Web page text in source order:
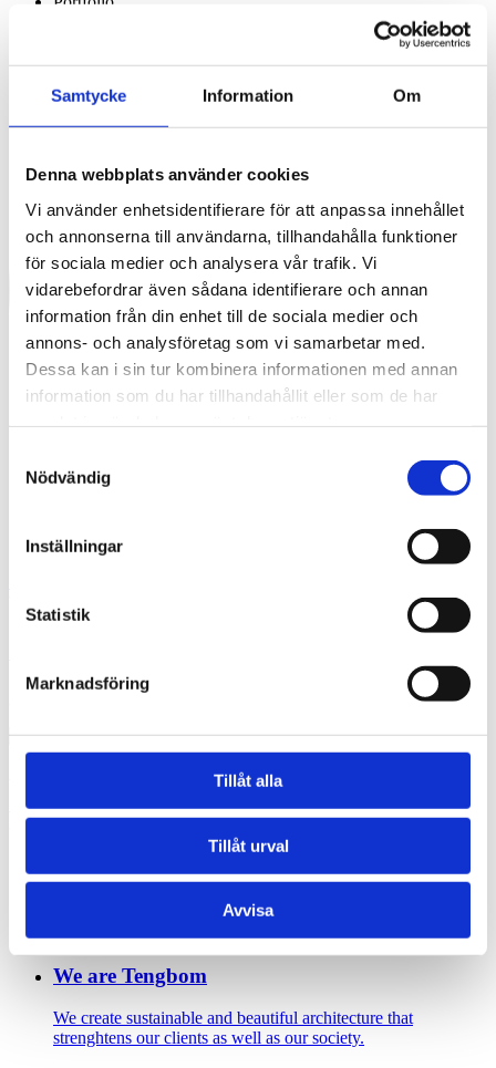
Samtycke Information Om
Denna webbplats använder cookies
Vi använder enhetsidentifierare för att anpassa innehållet
och annonserna till användarna, tillhandahålla funktioner
för sociala medier och analysera vår trafik. Vi
vidarebefordrar även sådana identifierare och annan
information från din enhet till de sociala medier och
annons- och analysföretag som vi samarbetar med.
Dessa kan i sin tur kombinera informationen med annan
information som du har tillhandahållit eller som de har
Nödvändig
Inställningar
Statistik
Marknadsföring
Tillåt alla
Tillåt urval
Avvisa
Contact
Search
Amaranten 2016. Photo: Per Ranung
Footer
Contact us
Welcome to Tengbom! Whatever your question or enquiry,
We are Tengbom
We create sustainable and beautiful architecture that
strenghtens our clients as well as our society.